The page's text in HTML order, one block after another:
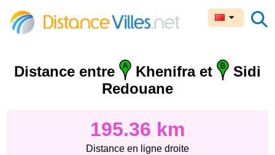
Distance entre Khenifra et
Sidi
Redouane
195.36 km
Distance en ligne droite